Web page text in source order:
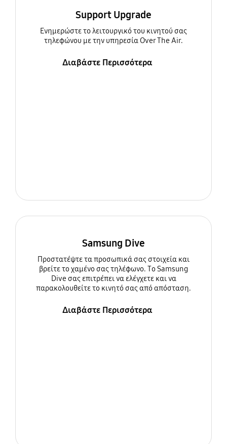
Support Upgrade
Ενημερώστε τo λειτουργικό του κινητού σας
τηλεφώνου με την υπηρεσία Over The Air.
Διαβάστε Περισσότερα
Samsung Dive
Προστατέψτε τα προσωπικά σας στοιχεία και
βρείτε το χαμένο σας τηλέφωνο. Το Samsung
Dive σας επιτρέπει να ελέγχετε και να
παρακολουθείτε το κινητό σας από απόσταση.
Διαβάστε Περισσότερα